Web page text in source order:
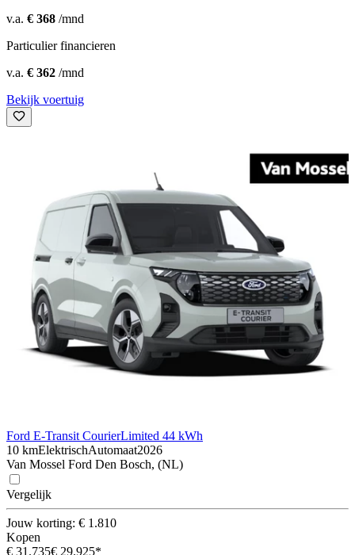
v.a. € 368 /mnd
Particulier financieren
v.a. € 362 /mnd
Bekijk voertuig
Ford E-Transit CourierLimited 44 kWh
10 kmElektrischAutomaat2026
Van Mossel Ford Den Bosch, (NL)
Vergelijk
Jouw korting: € 1.810
Kopen
€ 31.735€ 29.925*